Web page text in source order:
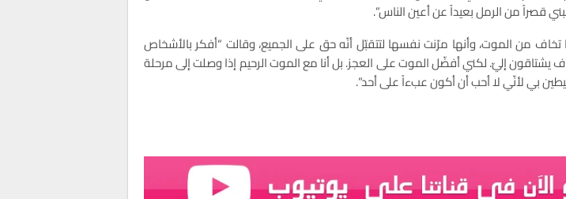
قصراً من الرمل بعيداً عن أعين الناس”.
تخاف من الموت، وأنها مرّنت نفسها لتتقبّل أنّه حق على الجميع، وقالت “أفكر بالأشخاص
يشتاقون إليّ. لكني أفضّل الموت على العجز. بل أنا مع الموت الرحيم إذا وصلت إلى مرحلة
بي لأنّي لا أحب أن أكون عبءاً على أحد”.